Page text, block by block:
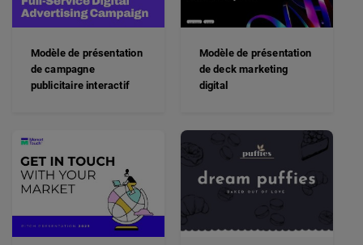
Modèle de présentation
de campagne
publicitaire interactif
Modèle de présentation
de deck marketing
digital